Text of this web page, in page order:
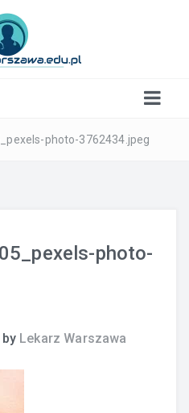
photo-3762434.jpeg
photo-
by Lekarz Warszawa